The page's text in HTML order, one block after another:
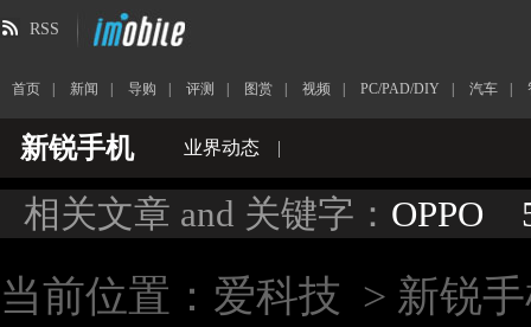
RSS
首页 新闻 导购 评测 图赏 视频 PC/PAD/DIY 汽车
新锐手机 业界动态 |
相关文章 and 关键字： OPPO
当前位置： 爱科技 > 新锐